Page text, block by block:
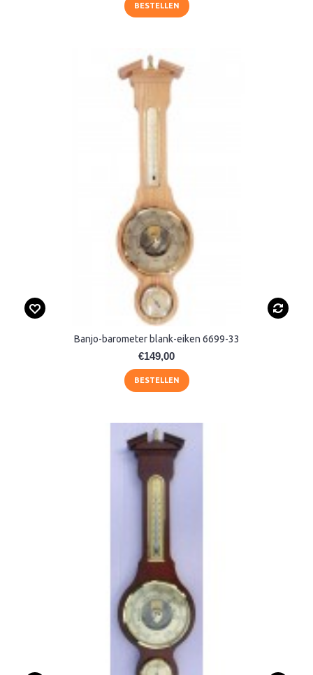
BESTELLEN
Banjo-barometer blank-eiken 6699-33
€149,00
BESTELLEN